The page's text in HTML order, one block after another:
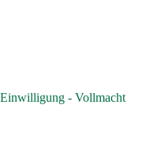
Einwilligung - Vollmacht